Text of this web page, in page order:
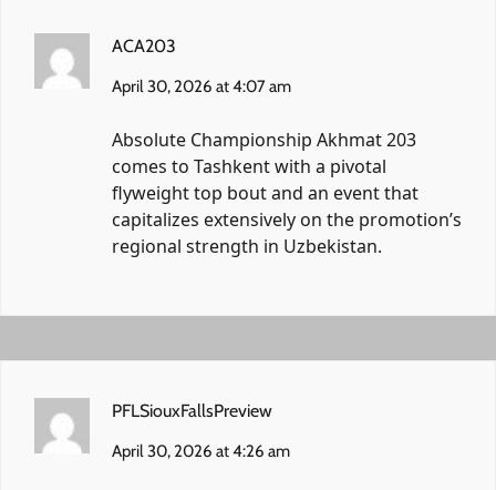
ACA203
April 30, 2026 at 4:07 am
Absolute Championship Akhmat 203
comes to Tashkent with a pivotal
flyweight top bout and an event that
capitalizes extensively on the promotion’s
regional strength in Uzbekistan.
PFLSiouxFallsPreview
April 30, 2026 at 4:26 am